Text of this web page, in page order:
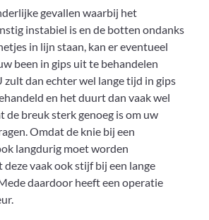
gevallen waarbij het
instabiel is en de botten ondanks
in lijn staan, kan er eventueel
been in gips uit te behandelen
zult dan echter wel lange tijd in gips
en het duurt dan vaak wel
de breuk sterk genoeg is om uw
Omdat de knie bij een
langdurig moet worden
vaak ook stijf bij een lange
daardoor heeft een operatie